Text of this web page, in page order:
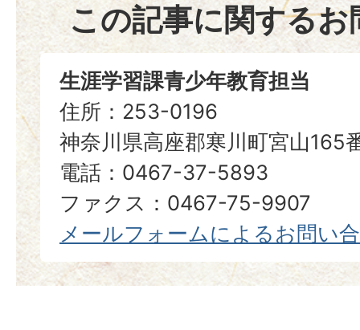
この記事に関するお
生涯学習課青少年教育担当
住所：253-0196
神奈川県高座郡寒川町宮山165
電話：0467-37-5893
ファクス：0467-75-9907
メールフォームによるお問い